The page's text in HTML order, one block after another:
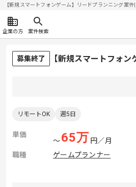
【新規スマートフォンゲーム】リードプランニング案
企業の方 案件検索
募集終了 【新規スマートフォ
リモートOK 週5日
単価
〜65万 円／月
職種
ゲームプランナー